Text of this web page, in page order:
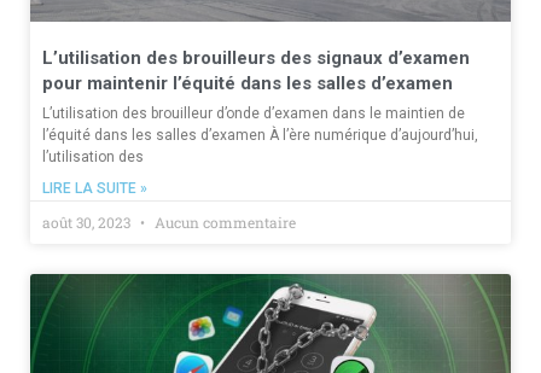
L’utilisation des brouilleurs des signaux d’examen
pour maintenir l’équité dans les salles d’examen
L’utilisation des brouilleur d’onde d’examen dans le maintien de
l’équité dans les salles d’examen À l’ère numérique d’aujourd’hui,
l’utilisation des
LIRE LA SUITE »
août 30, 2023 Aucun commentaire